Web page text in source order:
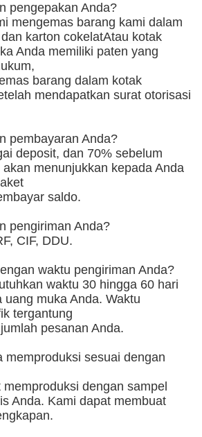
pengepakan Anda?
mengemas barang kami dalam
karton cokelatAtau kotak
Anda memiliki paten yang
barang dalam kotak
mendapatkan surat otorisasi
pembayaran Anda?
deposit, dan 70% sebelum
menunjukkan kepada Anda
saldo.
pengiriman Anda?
CIF, DDU.
waktu pengiriman Anda?
waktu 30 hingga 60 hari
uang muka Anda. Waktu
tergantung
pesanan Anda.
memproduksi sesuai dengan
dengan sampel
Anda. Kami dapat membuat